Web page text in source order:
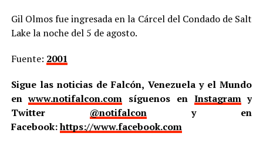
Gil Olmos fue ingresada en la Cárcel del Condado de Salt
Lake la noche del 5 de agosto.
Fuente: 2001
Sigue las noticias de Falcón, Venezuela y el Mundo
enwww.notifalcon.com síguenos en Instagramy
Twitter @notifalcony en
Facebook:https://www.facebook.com